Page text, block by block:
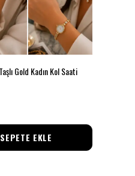
Gold Kadın Kol Saati
SEPETE EKLE